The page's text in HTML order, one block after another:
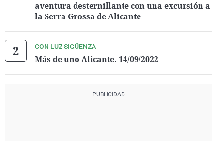
aventura desternillante con una excursión a
la Serra Grossa de Alicante
CON LUZ SIGÜENZA
Más de uno Alicante. 14/09/2022